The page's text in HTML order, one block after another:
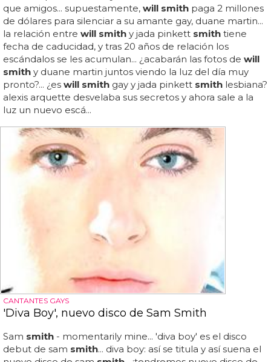
que amigos... supuestamente, will smith paga 2 millones
de dólares para silenciar a su amante gay, duane martin...
la relación entre will smith y jada pinkett smith tiene
fecha de caducidad, y tras 20 años de relación los
escándalos se les acumulan... ¿acabarán las fotos de will
smith y duane martin juntos viendo la luz del día muy
pronto?... ¿es will smith gay y jada pinkett smith lesbiana?
alexis arquette desvelaba sus secretos y ahora sale a la
luz un nuevo escá...
CANTANTES GAYS
'Diva Boy', nuevo disco de Sam Smith
Sam smith - momentarily mine... 'diva boy' es el disco
debut de sam smith... diva boy: así se titula y así suena el